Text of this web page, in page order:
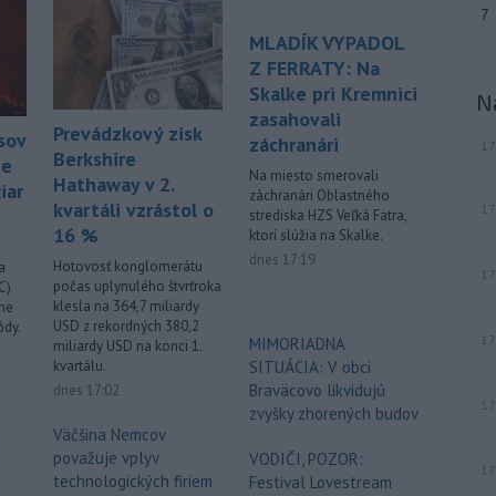
uviedli v sobotu tamojšie orgány.
TASR o tom informuje podľa správy
agentúry Reuters.
Viac >
Prevádzkový zisk
Berkshire
Hathaway v 2.
kvartáli vzrástol o
16 %
Hotovosť konglomerátu
počas uplynulého štvrťroka
klesla na 364,7 miliardy
USD z rekordných 380,2
miliardy USD na konci 1.
kvartálu.
dnes 17:02
Väčšina Nemcov
považuje vplyv
technologických firiem
MLADÍK VYPADOL
Z FERRATY: Na
Skalke pri Kremnici
zasahovali
záchranári
Na miesto smerovali
záchranári Oblastného
strediska HZS Veľká Fatra,
ktorí slúžia na Skalke.
dnes 17:19
MIMORIADNA
SITUÁCIA: V obci
Braväcovo likvidujú
zvyšky zhorených budov
VODIČI, POZOR:
Festival Lovestream
7